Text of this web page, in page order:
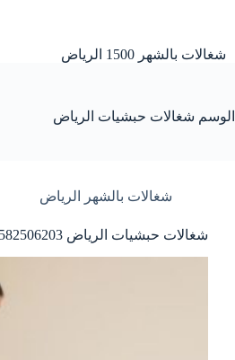
شغالات بالشهر 1500 الرياض
الوسم شغالات حبشيات الرياض
شغالات بالشهر الرياض
شغالات حبشيات الرياض 0582506203